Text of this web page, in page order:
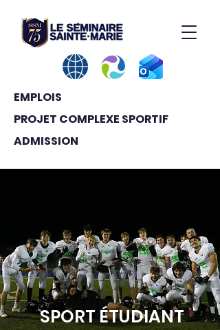
EMPLOIS
PROJET COMPLEXE SPORTIF
ADMISSION
SPORT ÉTUDIANT